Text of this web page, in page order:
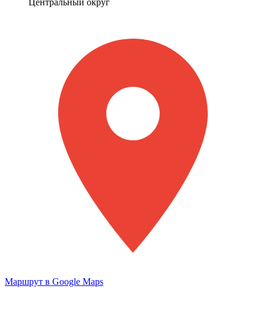
Центральный округ
Маршрут в Google Maps